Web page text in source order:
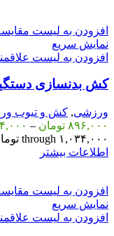
افزودن به لیست
نمایش سریع
افزودن به لیست
کش بدنسازی
ورزشی, کش و تیوب
۸۹۶,۰۰۰ تومان –
through ۱,۰۳۴,۰۰۰ تومان
اطلاعات بیشتر
افزودن به لیست
نمایش سریع
افزودن به لیست